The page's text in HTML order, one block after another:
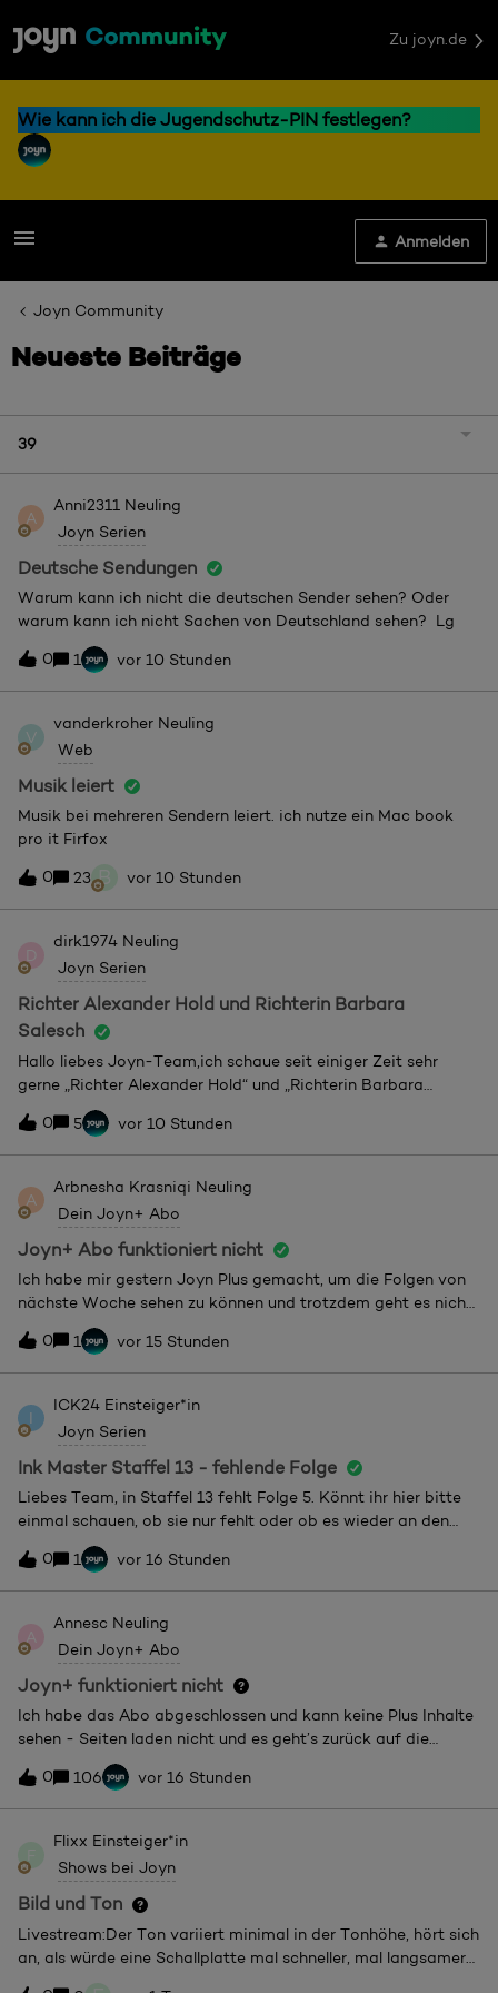
Zu joyn.de
Wie kann ich die Jugendschutz-PIN festlegen?
Anmelden
Joyn Community
Neueste Beiträge
39
A
Anni2311 Neuling
Joyn Serien
Deutsche Sendungen
Warum kann ich nicht die deutschen Sender sehen? Oder
warum kann ich nicht Sachen von Deutschland sehen? Lg
0 1 vor 10 Stunden
V
vanderkroher Neuling
Web
Musik leiert
Musik bei mehreren Sendern leiert. ich nutze ein Mac book
pro it Firfox
0 23 B vor 10 Stunden
D
dirk1974 Neuling
Joyn Serien
Richter Alexander Hold und Richterin Barbara
Salesch
Hallo liebes Joyn-Team,ich schaue seit einiger Zeit sehr
gerne „Richter Alexander Hold“ und „Richterin Barbara
Salesch“ auf Joyn und bin wirklich froh, dass ihr so viele
Folgen zur Verfügung stellt.Beim Anschauen ist mir allerdings
aufgefallen, dass in den ersten Staffeln beider Serien
einzelne Episoden fehlen. Deshalb wollte ich einmal freundlich
nachfragen, ob grundsätzlich die Möglichkeit besteht, diese
Folgen in Zukunft noch zu ergänzen.Ich würde mich über eine
kurze Rückmeldung sehr freuen.Vielen Dank und viele
GrüßeDirk
0 5 vor 10 Stunden
A
Arbnesha Krasniqi Neuling
Dein Joyn+ Abo
Joyn+ Abo funktioniert nicht
Ich habe mir gestern Joyn Plus gemacht, um die Folgen von
nächste Woche sehen zu können und trotzdem geht es nicht.
Da steht Immer noch das Angebot von dem Monatsabo und
dem Jahresabo So, als hätte ich das Abo gar nicht
abgeschlossen.
0 1 vor 15 Stunden
I
ICK24 Einsteiger*in
Joyn Serien
Ink Master Staffel 13 - fehlende Folge
Liebes Team, in Staffel 13 fehlt Folge 5. Könnt ihr hier bitte
einmal schauen, ob sie nur fehlt oder ob es wieder an den
Rechten liegt, dass sie nicht da ist?
0
1 vor 16 Stunden
A
Annesc Neuling
Dein Joyn+ Abo
Joyn+ funktioniert nicht
Ich habe das Abo abgeschlossen und kann keine Plus Inhalte
sehen - Seiten laden nicht und es geht’s zurück auf die
0
106 vor 16 Stunden
Flixx Einsteiger*in
Shows bei Joyn
Bild und Ton
Livestream:Der Ton variiert minimal in der Tonhöhe, hört sich
an, als würde eine Schallplatte mal schneller, mal langsamer